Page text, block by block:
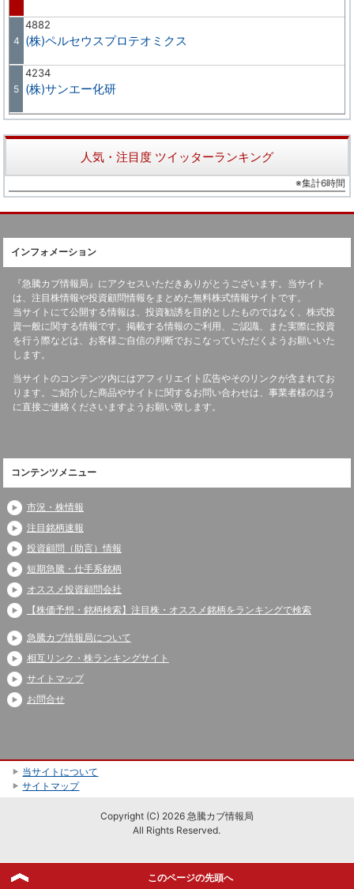
4
4882
(株)ペルセウスプロテオミクス
5
4234
(株)サンエー化研
人気・注目度 ツイッターランキング
※集計6時間
インフォメーション
『急騰カブ情報局』にアクセスいただきありがとうございます。当サイト
は、注目株情報や投資顧問情報をまとめた無料株式情報サイトです。
当サイトにて公開する情報は、投資勧誘を目的としたものではなく、株式投
資一般に関する情報です。掲載する情報のご利用、ご認識、また実際に投資
を行う際などは、お客様ご自信の判断でおこなっていただくようお願いいた
します。
当サイトのコンテンツ内にはアフィリエイト広告やそのリンクが含まれてお
ります。ご紹介した商品やサイトに関するお問い合わせは、事業者様のほう
に直接ご連絡くださいますようお願い致します。
コンテンツメニュー
市況・株情報
注目銘柄速報
投資顧問（助言）情報
短期急騰・仕手系銘柄
オススメ投資顧問会社
【株価予想・銘柄検索】注目株・オススメ銘柄をランキングで検索
急騰カブ情報局について
相互リンク・株ランキングサイト
サイトマップ
お問合せ
当サイトについて
サイトマップ
Copyright (C) 2026 急騰カブ情報局
All Rights Reserved.
このページの先頭へ